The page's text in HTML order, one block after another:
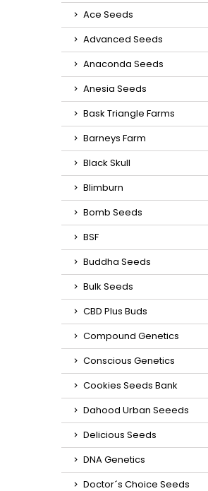
Ace Seeds
Advanced Seeds
Anaconda Seeds
Anesia Seeds
Bask Triangle Farms
Barneys Farm
Black Skull
Blimburn
Bomb Seeds
BSF
Buddha Seeds
Bulk Seeds
CBD Plus Buds
Compound Genetics
Conscious Genetics
Cookies Seeds Bank
Dahood Urban Seeeds
Delicious Seeds
DNA Genetics
Doctor´s Choice Seeds